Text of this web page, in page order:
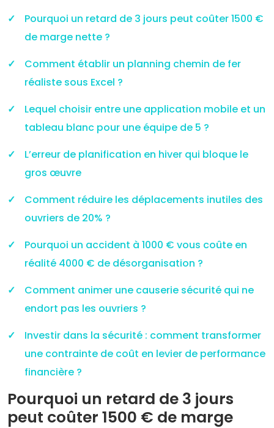
Pourquoi un retard de 3 jours peut coûter 1500 €
de marge nette ?
Comment établir un planning chemin de fer
réaliste sous Excel ?
Lequel choisir entre une application mobile et un
tableau blanc pour une équipe de 5 ?
L’erreur de planification en hiver qui bloque le
gros œuvre
Comment réduire les déplacements inutiles des
ouvriers de 20% ?
Pourquoi un accident à 1000 € vous coûte en
réalité 4000 € de désorganisation ?
Comment animer une causerie sécurité qui ne
endort pas les ouvriers ?
Investir dans la sécurité : comment transformer
une contrainte de coût en levier de performance
financière ?
Pourquoi un retard de 3 jours
peut coûter 1500 € de marge